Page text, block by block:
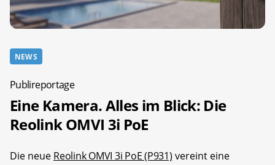
NEWS
Publireportage
Eine Kamera. Alles im Blick: Die
Reolink OMVI 3i PoE
Die neue Reolink OMVI 3i PoE (P931) vereint eine